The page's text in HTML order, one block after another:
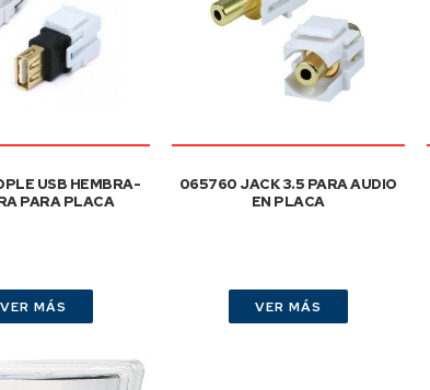
USB HEMBRA-
PARA PLACA
VER MÁS
065760 JACK 3.5 PARA AUDIO
EN PLACA
VER MÁS